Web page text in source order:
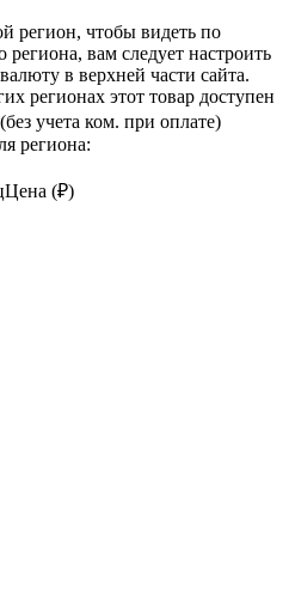
регион, чтобы видеть по
вам следует настроить
в верхней части сайта.
регионах этот товар доступен
(без учета ком. при оплате)
региона:
Цена (₽)